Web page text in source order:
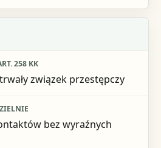
związek przestępczy
bez wyraźnych